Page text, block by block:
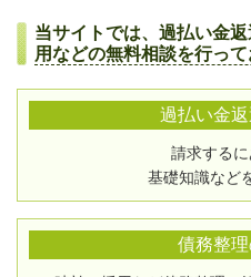
当サイトでは、過払い金
用などの無料相談を行って
過払い金
請求する
基礎知識など
債務整